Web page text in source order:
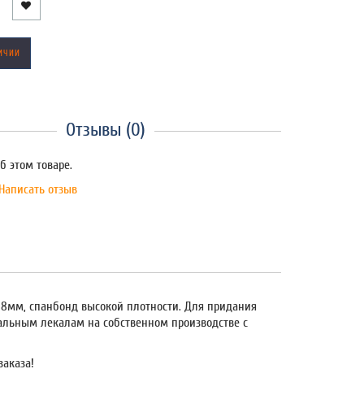
Отзывы (0)
этом товаре.
Написать отзыв
8мм, спанбонд высокой плотности. Для придания
лекалам на собственном производстве с